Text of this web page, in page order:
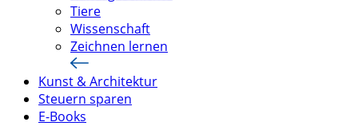
Tiere
Wissenschaft
Zeichnen lernen
Kunst & Architektur
Steuern sparen
E-Books